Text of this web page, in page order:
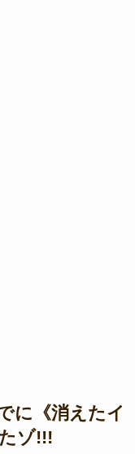
に《消えたイ
ゾ!!!